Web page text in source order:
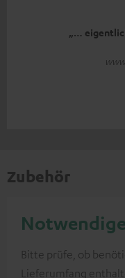
„…
Zubehör
Bitte prüfe, ob
Lieferumfang